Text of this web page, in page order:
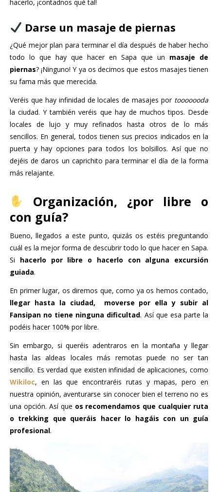
hacerlo, ¡contadnos qué tal!
Darse un masaje de piernas
¿Qué mejor plan para terminar el día después de haber hecho
todo lo que hay que hacer en Sapa que un masaje de
piernas? ¡Ninguno! Y ya os decimos que estos masajes tienen
su fama más que merecida.
Veréis que hay infinidad de locales de masajes por tooooooda
la ciudad. Y también veréis que hay de muchos tipos. Desde
locales de lujo y muy refinados hasta otros de lo más
sencillos. En general, todos tienen sus precios indicados en la
puerta y hay opciones para todos los bolsillos. Así que no
dejéis de daros un caprichito para terminar el día de la forma
más relajante.
Organización, ¿por libre o
con guía?
Bueno, llegados a este punto, quizás os estéis preguntando
cuál es la mejor forma de descubrir todo lo que hacer en Sapa.
Si hacerlo por libre o hacerlo con alguna excursión
guiada.
En primer lugar, os diremos que, como ya os hemos contado,
llegar hasta la ciudad, moverse por ella y subir al
Fansipan no tiene ninguna dificultad. Así que esa parte la
podéis hacer 100% por libre.
Sin embargo, si queréis adentraros en la montaña y llegar
hasta las aldeas locales más remotas puede no ser tan
sencillo. Es verdad que existen infinidad de aplicaciones, como
Wikiloc, en las que encontraréis rutas y mapas, pero en
nuestra opinión, aventurarse sin conocer bien el terreno no es
una opción. Así que os recomendamos que cualquier ruta
o trekking que queráis hacer lo hagáis con un guía
profesional.